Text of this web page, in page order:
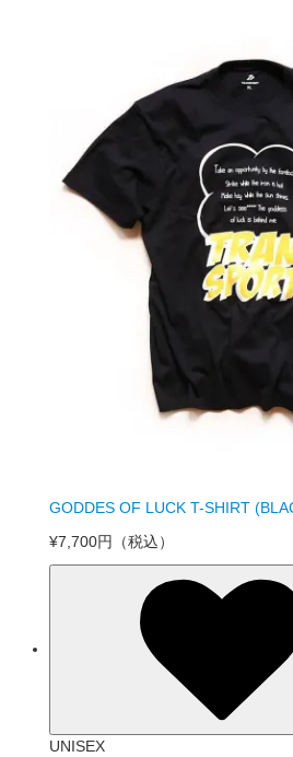
GODDES OF LUCK T-SHIRT
¥7,700円
（税込）
UNISEX